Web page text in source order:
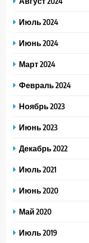
Июль 2024
Июнь 2024
Март 2024
Февраль 2024
Ноябрь 2023
Июнь 2023
Декабрь 2022
Июль 2021
Июнь 2020
Май 2020
Июль 2019